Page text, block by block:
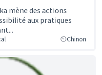
mène des actions
aux pratiques
Chinon